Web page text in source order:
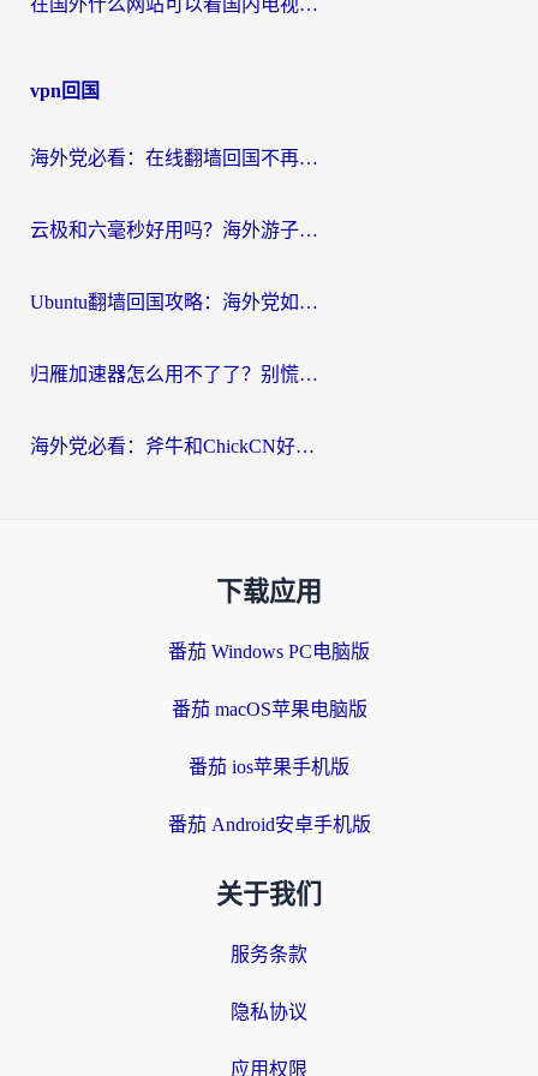
在国外什么网站可以看国内电视剧？留学生亲测的追剧自由指南
vpn回国
海外党必看：在线翻墙回国不再难！教你选对加速器无缝刷国内资源
云极和六毫秒好用吗？海外游子解锁国内资源的真实答案
Ubuntu翻墙回国攻略：海外党如何选对加速器，无缝刷国内剧玩游戏？
归雁加速器怎么用不了了？别慌，这篇指南教你如何丝滑“回家”
海外党必看：斧牛和ChickCN好用吗？3款热门加速器实测+番茄加速器深度体验
下载应用
番茄 Windows PC电脑版
番茄 macOS苹果电脑版
番茄 ios苹果手机版
番茄 Android安卓手机版
关于我们
服务条款
隐私协议
应用权限